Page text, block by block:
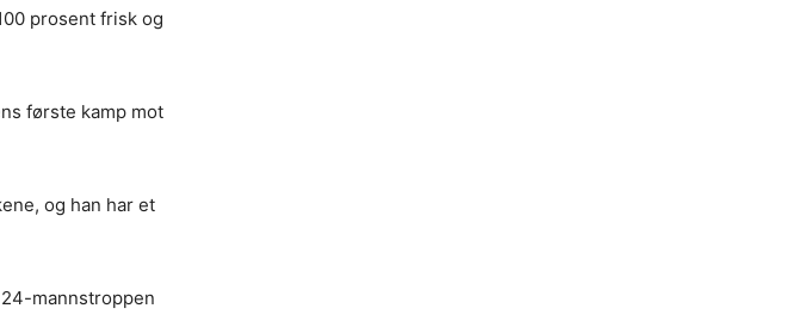
prosent frisk og
første kamp mot
og han har et
mannstroppen